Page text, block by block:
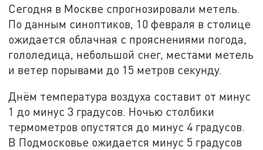
Сегодня в Москве спрогнозировали метель.
По данным синоптиков, 10 февраля в столице
ожидается облачная с прояснениями погода,
гололедица, небольшой снег, местами метель
и ветер порывами до 15 метров секунду.
Днём температура воздуха составит от минус
1 до минус 3 градусов. Ночью столбики
термометров опустятся до минус 4 градусов.
В Подмосковье ожидается минус 5 градусов